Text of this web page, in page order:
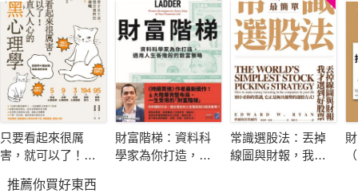
擁有三十多年的財務規劃師田中彰一，
結合日本股市、美國股市、投資信託等經驗與知識，
把散戶在實際操作時，常遇到的猶豫，被迫做出的決策，變成
Q&A的形式，
精選101道問題，透過深入淺出的問與答，在趣味中鍛鍊出你的
六大投資能力：
只要看起來很厲
害，就可以了！巧
心理學：優雅的狡
財富階梯：資料科
學家為你打造，適
常識選股法：丟掉
線圖與財報，我才
推薦你買好東西